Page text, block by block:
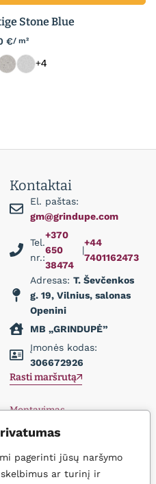
pagerinti jūsų naršymo
ar turinį ir
Stone Blue
€/ m²
+4
Kontaktai
El. paštas:
gm@grindupe.com
Tel.
nr.:
+370
650
38474
|
+44
7401162473
Adresas: T. Ševčenkos
g. 19, Vilnius, salonas
Openini
MB „GRINDUPĖ”
Įmonės kodas:
306672926
Rasti maršrutą
Montavimas
Didmena
Kontaktai